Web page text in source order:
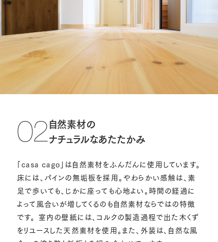
02自然素材の
ナチュラルなあたたかみ
「casa cago」は自然素材をふんだんに使用しています。
床には、パインの無垢板を採用。やわらかい感触は、素
足で歩いても、じかに座っても心地よい。時間の経過に
よって風合いが増してくるのも自然素材ならではの特徴
です。 室内の壁紙には、コルクの製造過程で出た木くず
をリユースした天然素材を使用。また、外装は、自然な風